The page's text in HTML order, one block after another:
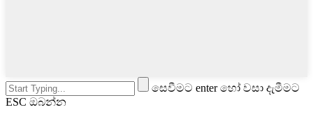
සෙවීමට enter හෝ වසා දැමීමට
ESC ඔබන්න